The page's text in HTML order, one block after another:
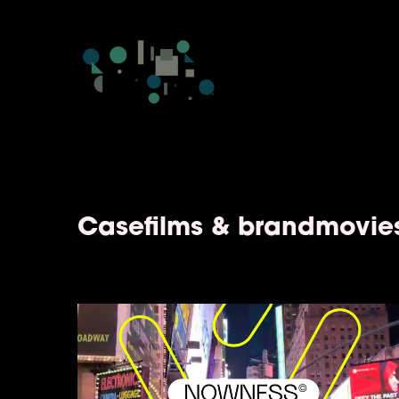
Casefilms &